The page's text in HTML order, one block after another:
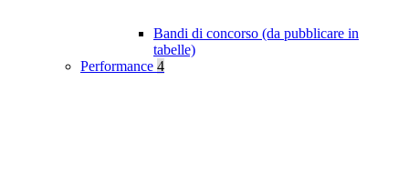
Bandi di concorso (da pubblicare in
tabelle)
Performance 4